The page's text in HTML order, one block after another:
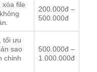
xóa file
200.000đ –
500.000đ
tối ưu
sao
chỉnh
500.000đ –
1.000.000đ